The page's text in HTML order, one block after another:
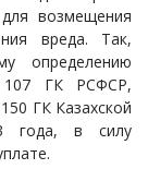
возмещения
вреда. Так,
определению
107 ГК РСФСР,
ГК Казахской
года, в силу